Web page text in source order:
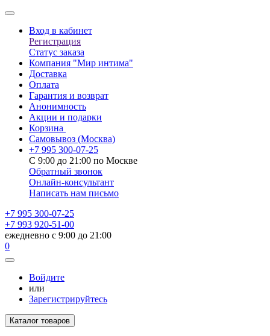
Вход в кабинет
Регистрация
Статус заказа
Компания "Мир интима"
Доставка
Оплата
Гарантия и возврат
Анонимность
Акции и подарки
Корзина
Самовывоз (Москва)
+7 995 300-07-25
С 9:00 до 21:00 по Москве
Обратный звонок
Онлайн-консультант
Написать нам письмо
+7 995 300-07-25
+7 993 920-51-00
ежедневно с 9:00 до 21:00
0
Войдите
или
Зарегистрируйтесь
Каталог товаров